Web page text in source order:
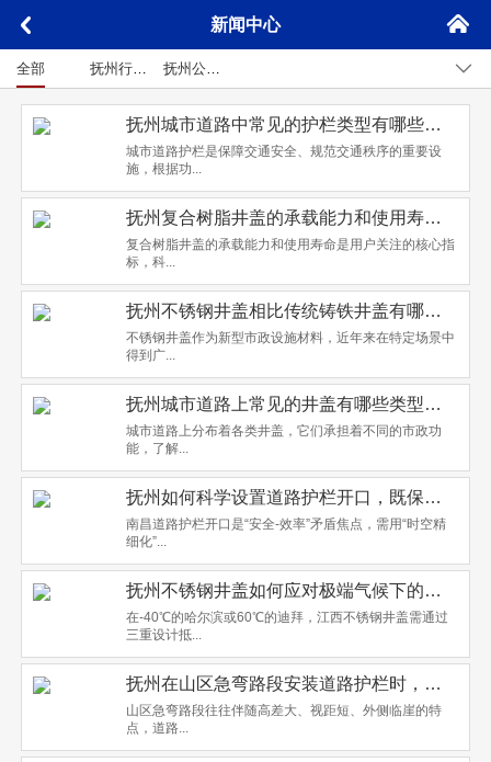
󰅮 新闻中心 󰄫
全部 抚州行业新闻 抚州公司新闻 󰊩
抚州城市道路中常见的护栏类型有哪些，各自的功能特点和适用场景是什么？
城市道路护栏是保障交通安全、规范交通秩序的重要设
施，根据功...
抚州复合树脂井盖的承载能力和使用寿命如何，选购时如何辨别质量优劣？
复合树脂井盖的承载能力和使用寿命是用户关注的核心指
标，科...
抚州不锈钢井盖相比传统铸铁井盖有哪些优势和适用场景？
不锈钢井盖作为新型市政设施材料，近年来在特定场景中
得到广...
抚州城市道路上常见的井盖有哪些类型，各自的功能和特点是什么？
城市道路上分布着各类井盖，它们承担着不同的市政功
能，了解...
抚州如何科学设置道路护栏开口，既保障行人安全又兼顾车辆通行效率？
南昌道路护栏开口是“安全-效率”矛盾焦点，需用“时空精
细化”...
抚州不锈钢井盖如何应对极端气候下的结构变形问题？
在-40℃的哈尔滨或60℃的迪拜，江西不锈钢井盖需通过
三重设计抵...
抚州在山区急弯路段安装道路护栏时，为什么既要考虑防撞能力又要兼顾通透性？
山区急弯路段往往伴随高差大、视距短、外侧临崖的特
点，道路...